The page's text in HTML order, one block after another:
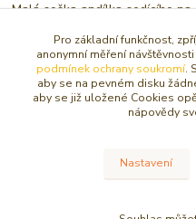
Malá soška andílka sedícího
SOŠKY, RELIÉFY ANDĚL
Pro základní funkčnost,
anonymní měření
podmínek ochrany soukromí.
aby se na pevném disku
aby se již uložené Cookies
nápovědy
Nastavení